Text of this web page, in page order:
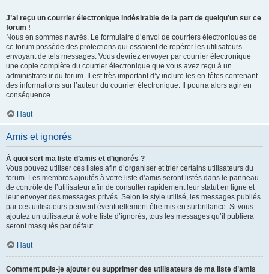
J’ai reçu un courrier électronique indésirable de la part de quelqu’un sur ce
forum !
Nous en sommes navrés. Le formulaire d’envoi de courriers électroniques de
ce forum possède des protections qui essaient de repérer les utilisateurs
envoyant de tels messages. Vous devriez envoyer par courrier électronique
une copie complète du courrier électronique que vous avez reçu à un
administrateur du forum. Il est très important d’y inclure les en-têtes contenant
des informations sur l’auteur du courrier électronique. Il pourra alors agir en
conséquence.
Haut
Amis et ignorés
À quoi sert ma liste d’amis et d’ignorés ?
Vous pouvez utiliser ces listes afin d’organiser et trier certains utilisateurs du
forum. Les membres ajoutés à votre liste d’amis seront listés dans le panneau
de contrôle de l’utilisateur afin de consulter rapidement leur statut en ligne et
leur envoyer des messages privés. Selon le style utilisé, les messages publiés
par ces utilisateurs peuvent éventuellement être mis en surbrillance. Si vous
ajoutez un utilisateur à votre liste d’ignorés, tous les messages qu’il publiera
seront masqués par défaut.
Haut
Comment puis-je ajouter ou supprimer des utilisateurs de ma liste d’amis